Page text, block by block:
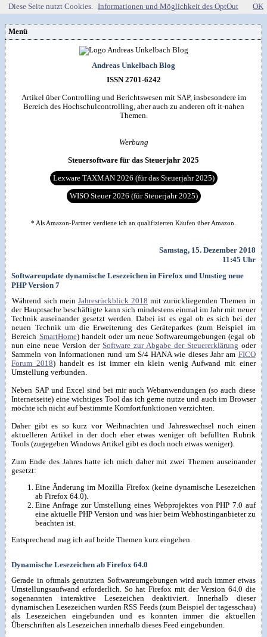
Menü
unkelbach.expert
Internet (149)
Office (90)

Apps für Android
Webempfehlungen
Workshop & Seminar
Autorenleben
Weitere Projekte
Datenschutzerklärung
Andreas Unkelbach Blog
ISSN 2701-6242
Artikel über Controlling und Berichtswesen mit SAP, insbesondere im
Bereich des Hochschulcontrolling, aber auch zu anderen oft it-nahen
Themen.
Werbung
Steuersoftware für das Steuerjahr 2025
Lexware TAXMAN 2026 (für das Steuerjahr 2025)
WISO Steuer 2026 (für Steuerjahr 2025)
* Als Amazon-Partner verdiene ich an qualifizierten Käufen über Amazon.
Samstag, 15. Dezember 2018
11:45 Uhr
Softwareupdate dynamische Lesezeichen in Firefox und Umstieg neue
PHP Version 7
Während sich mein Jahresrückblick 2018 mit zurückliegenden Themen in
der Hauptsache beschäftigte kann sich mindestens einmal im Jahr mit neuer
Technik auseinander gesetzt werden. Dabei ist es egal ob es sich bei der
neuen Technik um die Erweiterung des Geräteparkes (zum Beispiel im
Bereich SmartHome) handelt oder um neue Softwareumgebungen (egal ob
nun eine neue Version der Software zur Abgabe der Steuererklärung oder
Sammeln von Informationen rund um S/4 HANA wie dieses Jahr am FICO
Forum 2018) handelt es ist immer ein klein wenig Aufwand mit einer
Umstellung verbunden.
Neben SAP und Excel sind bei mir auch Webanwendungen (so auch diese
Internetseite) eine wichtiges Tool das ich gerne nutze und auch im Browser
möchte ich nicht auf bestimmte Komfortfunktionen verzichten.
Daher gibt es so kurz vor Weihnachten und Jahreswechsel noch einen
aktuelleren Artikel in der doch eher etwas weniger oft befüllten Rubrik
Tools (zugegeben Windows Artikel gibt es doch noch etwas weniger).
Zum Ende des Jahres hatte ich mich daher mit zwei Themen auseinander
gesetzt:
Eine Änderung im Mozilla Firefox (keine dynamische Lesezeichen
ab Firefox 64.0).
Eine Anfrage zur Umstellung eines Webprojektes von PHP 7.0 auf
eine aktuelle PHP Version und was hier beim Webhostinganbieter zu
beachten ist.
Entsprechend mag ich auf beide Themen kurz eingehen.
Dynamische Lesezeichen ab Firefox 64.0
Gerade in oftmals genutzten Softwareumgebungen wird auch immer etwas
Umstellungsaufwand erforderlich. So hat Firefox mit der Version 64.0 die
sogenannten interaktive Lesezeichen deaktiviert. Innerhalb dieser
dynamischen Lesezeichen wurden RSS Feeds (zum Beispiel der tagesschau)
als Lesezeichen eingebunden und es konnten immer die aktuellen
Überschriften als Lesezeichen innerhalb dieses Feed eingebunden.
Diese Seite nutzt Cookies. Informationen und Möglichkeit des OptOut OK